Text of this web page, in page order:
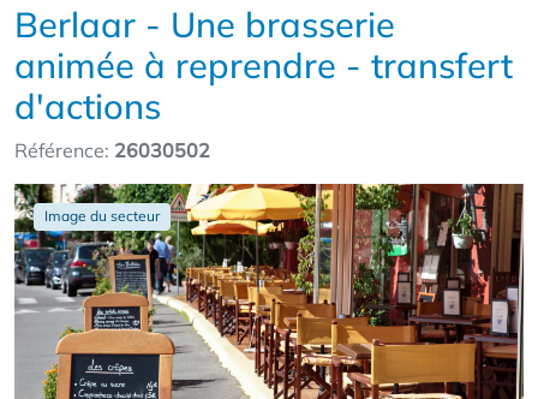
Berlaar - Une brasserie
animée à reprendre - transfert
d'actions
Référence: 26030502
Image du secteur